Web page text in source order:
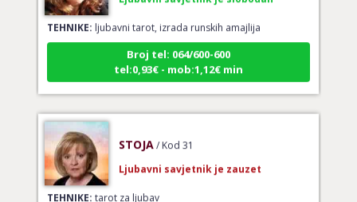
TEHNIKE:ljubavni tarot, izrada runskih amajlija
Broj tel: 064/600-600
tel:0,93€ - mob:1,12€ min
TEHNIKE:tarot za ljubav